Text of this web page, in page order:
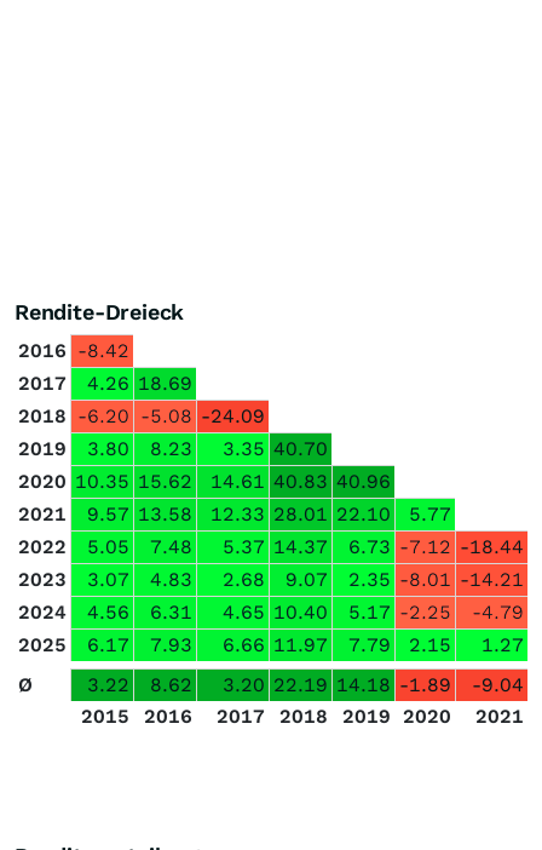
Rendite-Dreieck
2016 -8.42
2017
4.26 18.69
2018 -6.20 -5.08 -24.09
2019
3.80 8.23 3.35 40.70
2020 10.35 15.62 14.61 40.83 40.96
2021
9.57 13.58 12.33 28.01 22.10
5.77
2022
5.05 7.48 5.37 14.37 6.73 -7.12 -18.44
2023
3.07 4.83 2.68 9.07 2.35 -8.01 -14.21
2024
4.56 6.31 4.65 10.40 5.17 -2.25
-4.79
2025
6.17 7.93 6.66 11.97 7.79 2.15
1.27
Ø
3.22 8.62 3.20 22.19 14.18 -1.89
-9.04
2015
2016 2017 2018 2019 2020 2021